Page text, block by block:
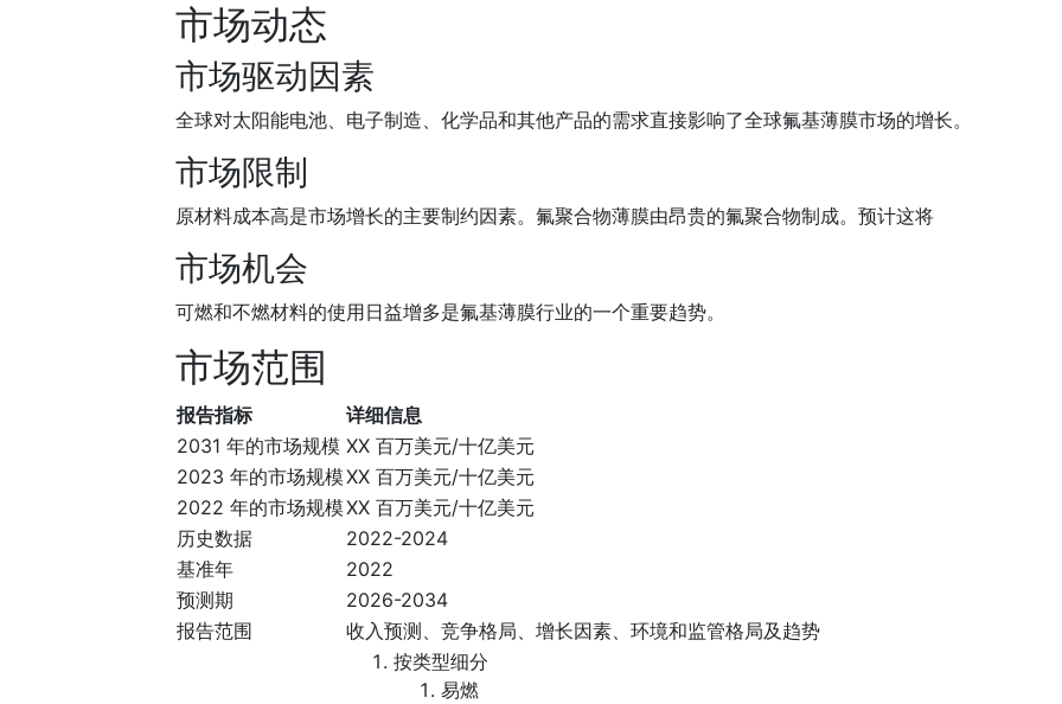
市场动态
市场驱动因素
全球对太阳能电池、电子制造、化学品和其他产品的需求直接影响了全球氟基薄膜市场的增长。
市场限制
原材料成本高是市场增长的主要制约因素。氟聚合物薄膜由昂贵的氟聚合物制成。预计这将
市场机会
可燃和不燃材料的使用日益增多是氟基薄膜行业的一个重要趋势。
市场范围
报告指标
详细信息
2031 年的市场规模 XX 百万美元/十亿美元
2023 年的市场规模XX 百万美元/十亿美元
2022 年的市场规模XX 百万美元/十亿美元
历史数据
2022-2024
基准年
2022
预测期
2026-2034
报告范围
收入预测、竞争格局、增长因素、环境和监管格局及趋势
按类型细分
易燃